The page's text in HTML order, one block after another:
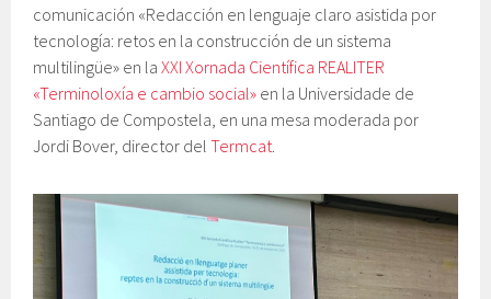
comunicación «Redacción en lenguaje claro asistida por
tecnología: retos en la construcción de un sistema
multilingüe» en laXXI Xornada Científica REALITER
«Terminoloxía e cambio social» en la Universidade de
Santiago de Compostela, en una mesa moderada por
Jordi Bover, director delTermcat